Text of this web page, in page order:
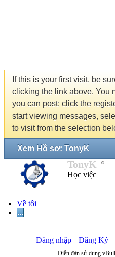
If this is your first visit, be
clicking the link above. You
you can post: click the
start viewing messages,
to visit from the selection
Xem Hồ sơ: TonyK
TonyK
Học việc
Về tôi
...
Đăng nhập Đăng Ký
Diễn đàn sử dụng